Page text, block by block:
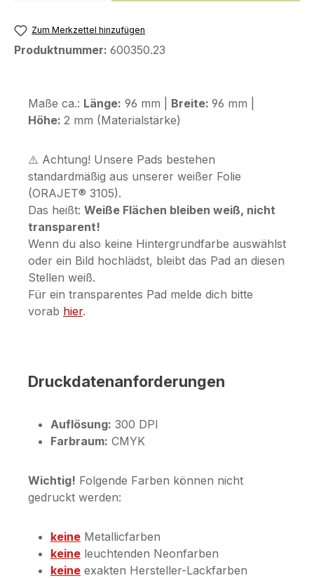
Zum Merkzettel hinzufügen
Produktnummer: 600350.23
Maße ca.: Länge: 96 mm | Breite: 96 mm |
Höhe: 2 mm (Materialstärke)
⚠️ Achtung! Unsere Pads bestehen
standardmäßig aus unserer weißer Folie
(ORAJET® 3105).
Das heißt: Weiße Flächen bleiben weiß, nicht
transparent!
Wenn du also keine Hintergrundfarbe auswählst
oder ein Bild hochlädst, bleibt das Pad an diesen
Stellen weiß.
Für ein transparentes Pad melde dich bitte
vorab hier.
Druckdatenanforderungen
Auflösung: 300 DPI
Farbraum: CMYK
Wichtig! Folgende Farben können nicht
gedruckt werden:
keine Metallicfarben
keine leuchtenden Neonfarben
keine exakten Hersteller-Lackfarben